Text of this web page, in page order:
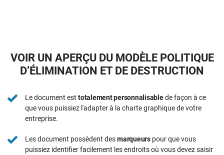
VOIR UN APERÇU DU MODÈLE POLITIQUE
D’ÉLIMINATION ET DE DESTRUCTION
Le document est totalement personnalisablede façon à ce
que vous puissiez l'adapter à la charte graphique de votre
entreprise.
Les document possèdent desmarqueurspour que vous
puissiez identifier facilement les endroits où vous devez saisir